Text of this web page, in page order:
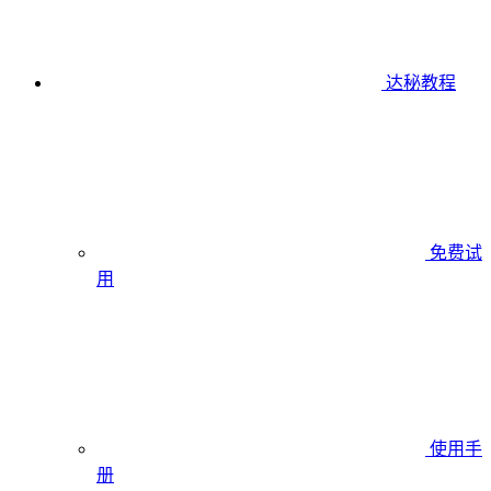
达秘教程
免费试
用
使用手
册